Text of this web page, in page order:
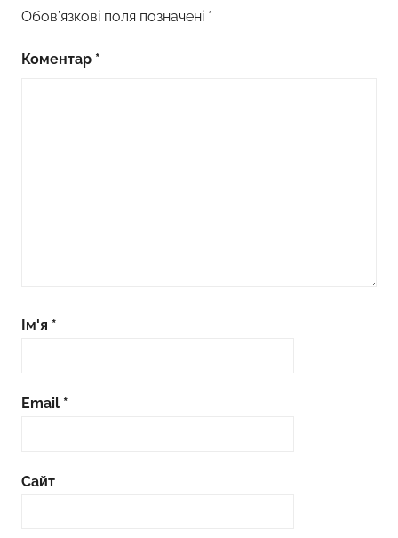
Обов’язкові поля позначені *
Коментар *
Ім'я *
Email *
Сайт